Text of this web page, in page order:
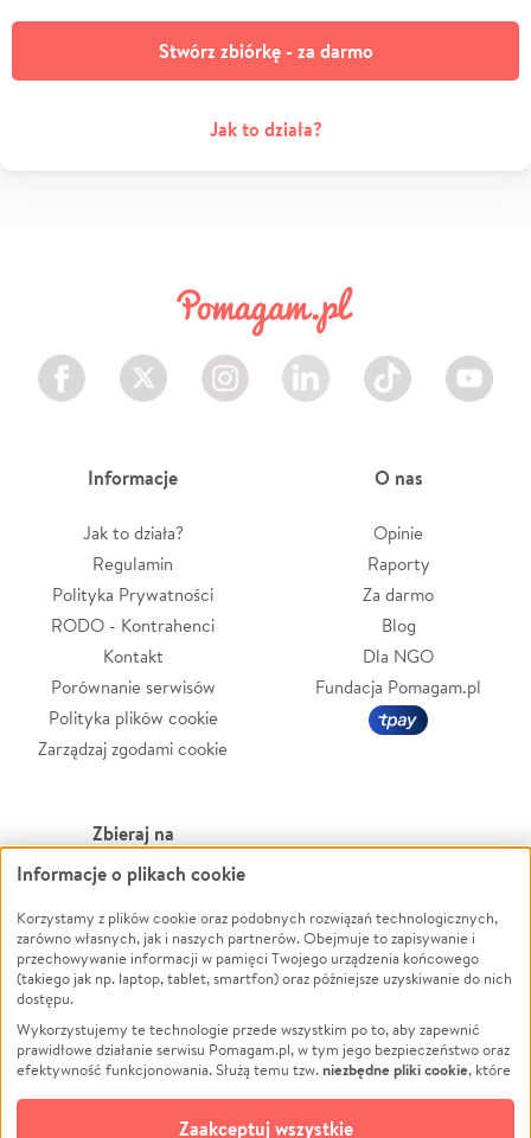
Stwórz zbiórkę - za darmo
Jak to działa?
Facebook Twitter Instagram LinkedIn TikTok Youtube
Informacje
Jak to działa?
Regulamin
Polityka Prywatności
RODO - Kontrahenci
Kontakt
Porównanie serwisów
Polityka plików cookie
Zarządzaj zgodami cookie
O nas
Opinie
Raporty
Za darmo
Blog
Dla NGO
Fundacja Pomagam.pl
Zbieraj na
Leczenie
Zwierzęta
Pożar
Ukraina
Pomoc Finansowa
Projekty
Pogrzeb
Powódź
Wichura
NGO
Edukacja
Podróż
Impreza
Informacje o plikach cookie
Korzystamy z plików cookie oraz podobnych rozwiązań technologicznych,
zarówno własnych, jak i naszych partnerów. Obejmuje to zapisywanie i
przechowywanie informacji w pamięci Twojego urządzenia końcowego
(takiego jak np. laptop, tablet, smartfon) oraz późniejsze uzyskiwanie do nich
dostępu.
Wykorzystujemy te technologie przede wszystkim po to, aby zapewnić
prawidłowe działanie serwisu Pomagam.pl, w tym jego bezpieczeństwo oraz
efektywność funkcjonowania. Służą temu tzw.niezbędne pliki cookie, które
opcjonalnych plików cookie
Zaakceptuj wszystkie